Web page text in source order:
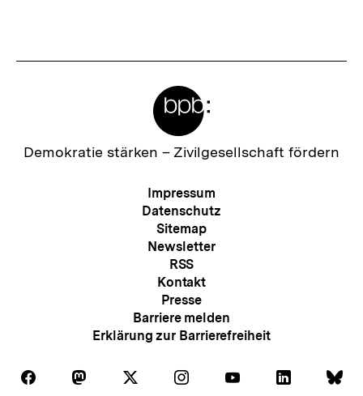
Zur
Demokratie stärken – Zivilgesellschaft fördern
Meta-
Navigation
Impressum
Datenschutz
Sitemap
Newsletter
RSS
Kontakt
Presse
Barriere melden
Erklärung zur Barrierefreiheit
Folgen
Auf
Folgen Folgen Folgen
Auf
Folgen Folgen